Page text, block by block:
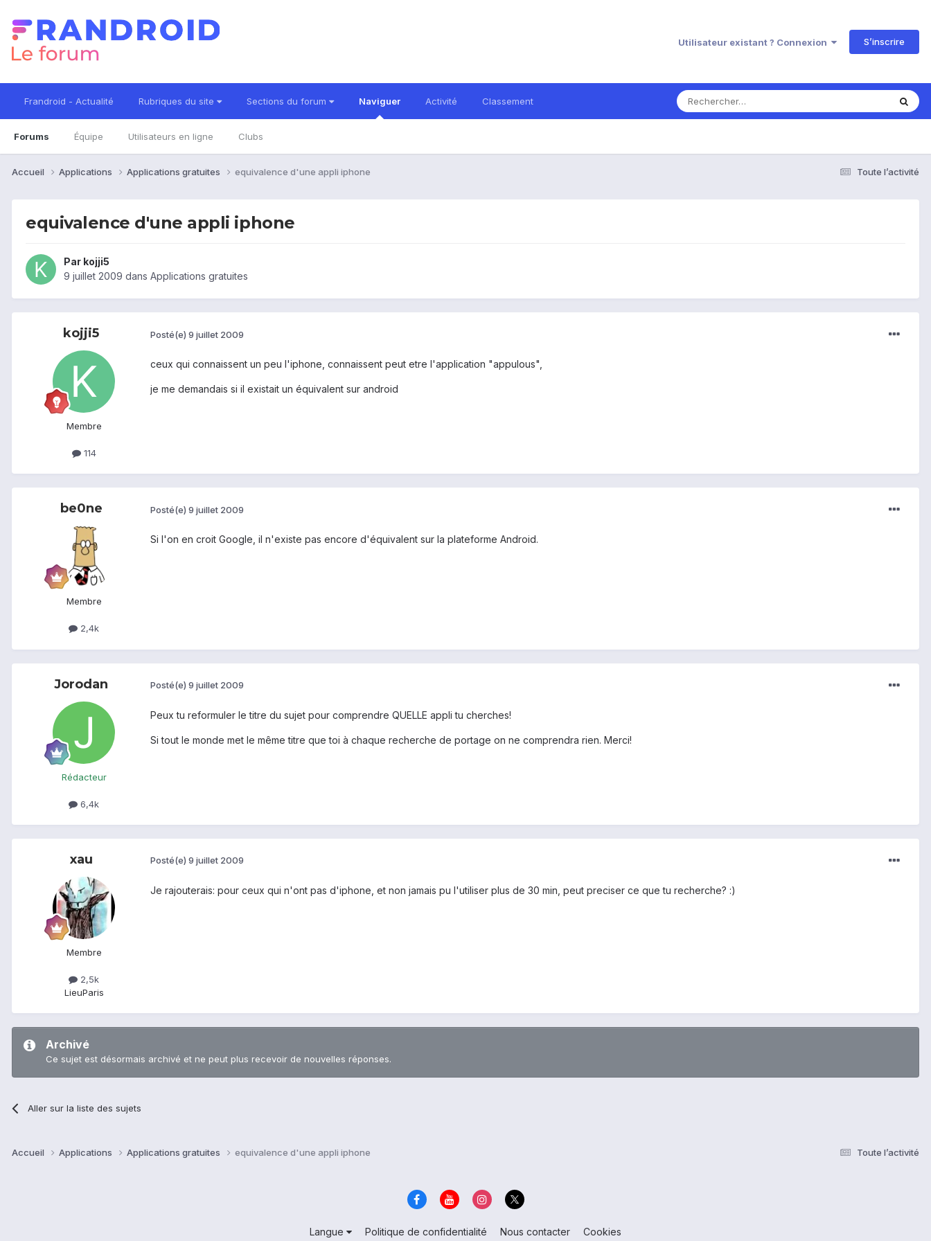
Utilisateur existant ? Connexion S’inscrire
Frandroid - Actualité Rubriques du site Sections du forum Naviguer
Forums Équipe Utilisateurs en ligne Clubs
Activité Classement
Toute l’activité
Accueil Applications Applications gratuites equivalence d'une appli iphone
equivalence d'une appli iphone
Par kojji5
9 juillet 2009 dans Applications gratuites
kojji5
Membre
114
Posté(e) 9 juillet 2009
ceux qui connaissent un peu l'iphone, connaissent peut etre l'application "appulous",
je me demandais si il existait un équivalent sur android
be0ne
Membre
2,4k
Posté(e) 9 juillet 2009
Si l'on en croit Google, il n'existe pas encore d'équivalent sur la plateforme Android.
Jorodan
Rédacteur
6,4k
Posté(e) 9 juillet 2009
Peux tu reformuler le titre du sujet pour comprendre QUELLE appli tu cherches!
Si tout le monde met le même titre que toi à chaque recherche de portage on ne comprendra rien. Merci!
xau
Membre
2,5k
LieuParis
Posté(e) 9 juillet 2009
Je rajouterais: pour ceux qui n'ont pas d'iphone, et non jamais pu l'utiliser plus de 30 min, peut preciser ce que tu recherche? :)
Archivé
Ce sujet est désormais archivé et ne peut plus recevoir de nouvelles réponses.
Aller sur la liste des sujets
Toute l’activité
Accueil Applications Applications gratuites equivalence d'une appli iphone
Langue Politique de confidentialité Nous contacter Cookies